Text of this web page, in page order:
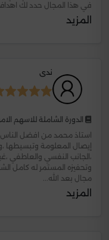
في هذا المجال حدد لك
المزيد
ندى
الدورة الشاملة للاسهم
استاذ محمد من افضل الناس
إيصال المعلومة وتبسيطها
،الجانب النفسي والعاطفي
وتحفيزه المستمر له كامل
مجال بعد الله...
المزيد